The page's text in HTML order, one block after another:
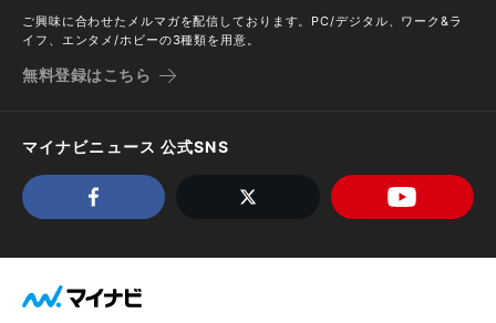
ご興味に合わせたメルマガを配信しております。PC/デジタル、ワーク&ラ
イフ、エンタメ/ホビーの3種類を用意。
無料登録はこちら
マイナビニュース 公式SNS